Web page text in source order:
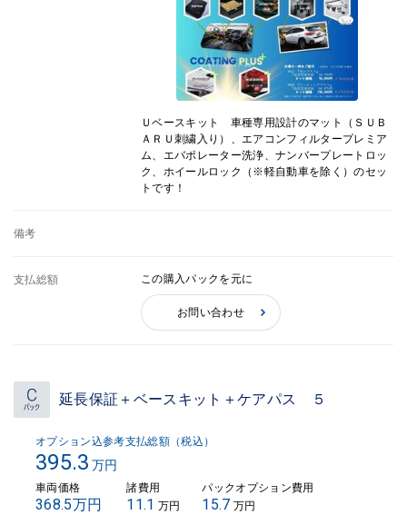
Ｕベースキット 車種専用設計のマット（ＳＵＢ
ＡＲＵ刺繍入り）、エアコンフィルタープレミア
ム、エバポレーター洗浄、ナンバープレートロッ
ク、ホイールロック（※軽自動車を除く）のセッ
トです！
備考
支払総額 この購入パックを元に
お問い合わせ
延長保証＋ベースキット＋ケアパス ５
オプション込参考支払総額（税込）
395.3 万円
車両価格
368.5万円
諸費用
11.1 万円
パックオプション費用
15.7 万円